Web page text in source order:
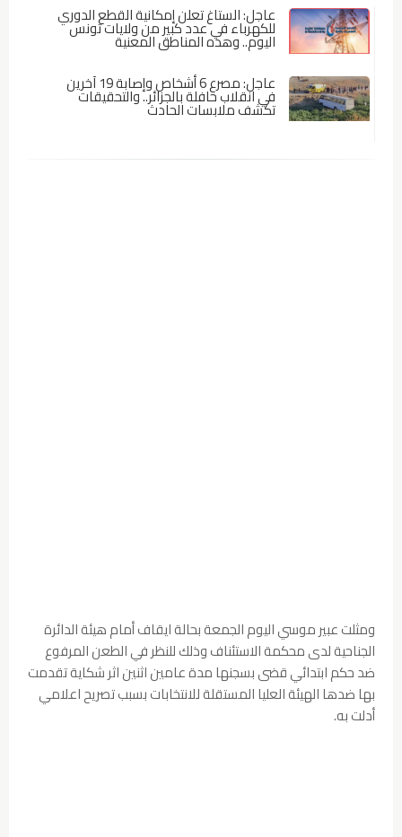
عاجل: الستاغ تعلن إمكانية القطع الدوري
للكهرباء في عدد كبير من ولايات تونس
اليوم.. وهذه المناطق المعنية
عاجل: مصرع 6 أشخاص وإصابة 19 آخرين
في انقلاب حافلة بالجزائر.. والتحقيقات
تكشف ملابسات الحادث
ومثلت عبير موسي اليوم الجمعة بحالة ايقاف أمام هيئة الدائرة
الجناحية لدى محكمة الاستئناف وذلك للنظر في الطعن المرفوع
ضد حكم ابتدائي قضى بسجنها مدة عامين اثنين اثر شكاية تقدمت
بها ضدها الهيئة العليا المستقلة للانتخابات بسبب تصريح اعلامي
أدلت به.